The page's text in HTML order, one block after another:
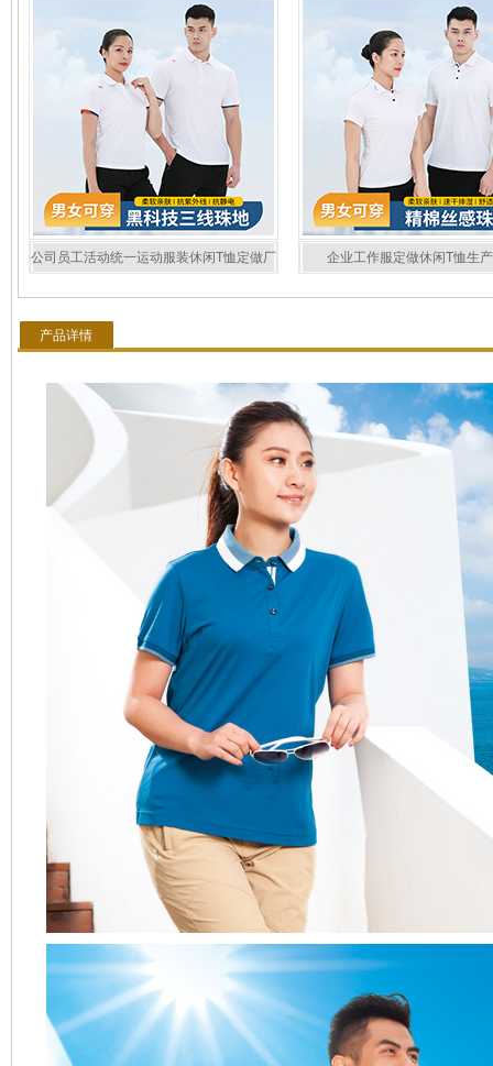
公司员工活动统一运动服装休闲T恤定做厂 企业工作服定做休闲T恤生
产品详情